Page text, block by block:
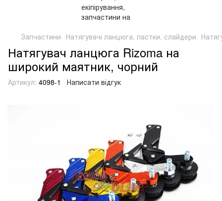
Запчастини Натягувачі ланцюга, пастки, слайдери
Натягувач ланцюга Rizoma на
широкий маятник, чорний
Артикул: 4098-1 Написати відгук